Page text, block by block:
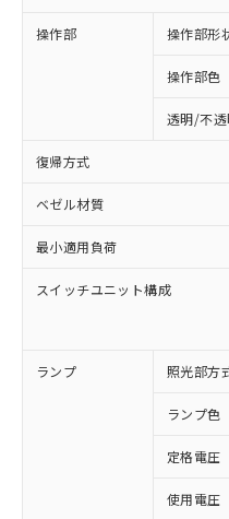
操作部 操作部形
操作部色
透明/不
復帰方式
ベゼル材質
最小適用負荷
スイッチユニット構成
ランプ 照光部方
ランプ色
定格電圧
使用電圧